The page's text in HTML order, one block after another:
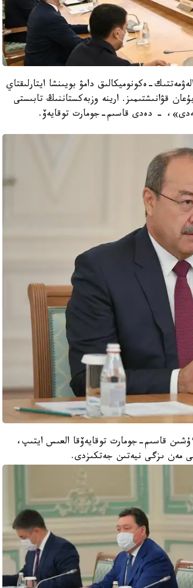
ەكونوميكالىق دامۋ بويىنشا ايتارلىقتاي
قۋانىشتىمىز. ارينە وزبەكستاننىڭ تابىستى
- دەدى قاسىم-جومارت توقايەۆ.
قاسىم-جومارت توقايەۆقا العىس ايتىپ،
مەن ىزگى نيەتىن جەتكىزدى.